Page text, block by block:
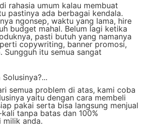
rahasia umum kalau membuat
pastinya ada berbagai kendala.
ngonsep, waktu yang lama, hire
budget mahal. Belum lagi ketika
pasti butuh yang namanya
copywriting, banner promosi,
Sungguh itu semua sangat
semua problem di atas, kami coba
yaitu dengan cara membeli
pakai serta bisa langsung menjual
tanpa batas dan 100%
milik anda.